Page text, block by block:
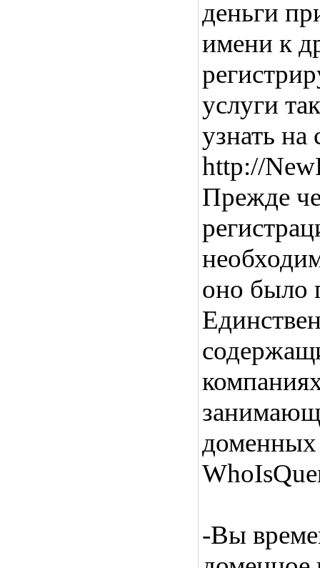
деньги
имени к
услуги
узнать на
http://
Прежде
оно было
доменных
-Вы